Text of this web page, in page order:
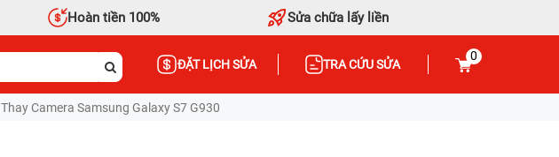
Hoàn tiền 100% Sửa chữa lấy liền
ĐẶT LỊCH SỬA TRA CỨU SỬA
0
Thay Camera Samsung Galaxy S7 G930